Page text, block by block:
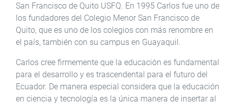
San Francisco de Quito USFQ. En 1995 Carlos fue uno de
los fundadores del Colegio Menor San Francisco de
Quito, que es uno de los colegios con más renombre en
el país, también con su campus en Guayaquil.
Carlos cree firmemente que la educación es fundamental
para el desarrollo y es trascendental para el futuro del
Ecuador. De manera especial considera que la educación
en ciencia y tecnología es la única manera de insertar al